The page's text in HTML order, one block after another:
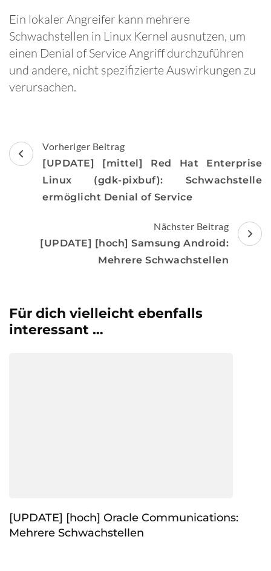
Ein lokaler Angreifer kann mehrere
Schwachstellen in Linux Kernel ausnutzen, um
einen Denial of Service Angriff durchzuführen
und andere, nicht spezifizierte Auswirkungen zu
verursachen.
Beitragsnavigation
Vorheriger Beitrag
[UPDATE] [mittel] Red Hat Enterprise
Linux (gdk-pixbuf): Schwachstelle
ermöglicht Denial of Service
Nächster Beitrag
[UPDATE] [hoch] Samsung Android:
Mehrere Schwachstellen
Für dich vielleicht ebenfalls
interessant …
[UPDATE] [hoch] Oracle Communications:
Mehrere Schwachstellen